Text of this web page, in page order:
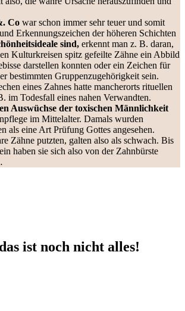
Co war schon immer sehr teuer und somit
Erkennungszeichen der höheren Schichten
sind, erkennt man z. B. daran,
Kulturkreisen spitz gefeilte Zähne ein Abbild
darstellen konnten oder ein Zeichen für
bestimmten Gruppenzugehörigkeit sein.
eines Zahnes hatte mancherorts rituellen
im Todesfall eines nahen Verwandten.
Auswüchse der toxischen Männlichkeit
im Mittelalter. Damals wurden
als eine Art Prüfung Gottes angesehen.
Zähne putzten, galten also als schwach. Bis
haben sie sich also von der Zahnbürste
ist noch nicht alles!